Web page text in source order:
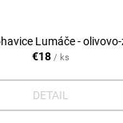
Lumáče - olivovo-
€18 / ks
DETAIL